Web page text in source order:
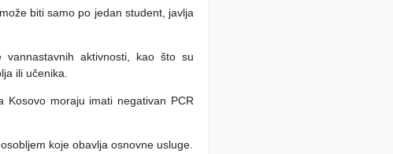
biti samo po jedan student, javlja
vannastavnih aktivnosti, kao što su
ili učenika.
moraju imati negativan PCR
koje obavlja osnovne usluge.